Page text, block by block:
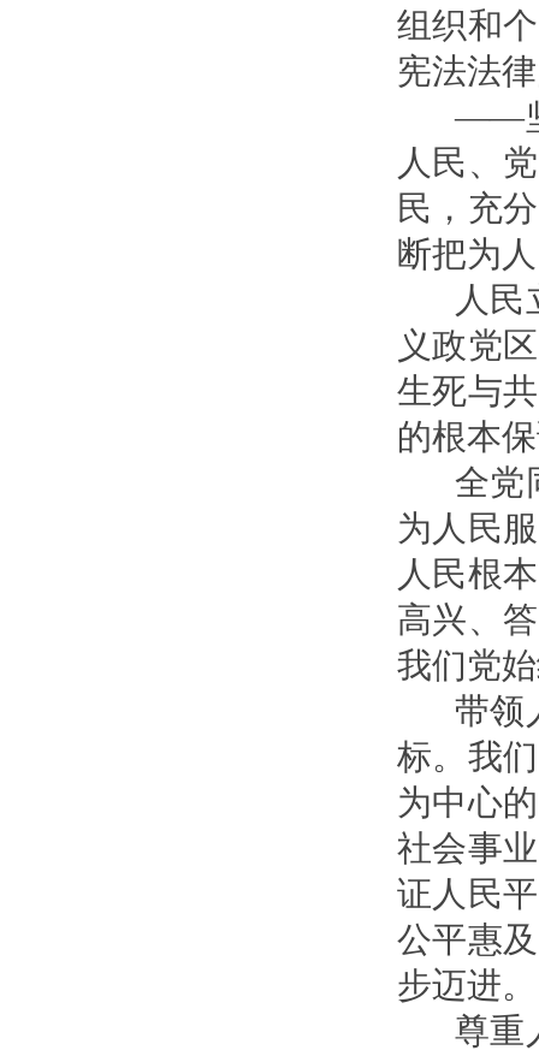
组织和
宪法法
——坚
人民、
民，充
断把为
人民立
义政党
生死与
的根本
全党同
为人民
人民根
高兴、
我们党
带领人
标。我
为中心
社会事
证人民
公平惠
步迈进。
尊重人